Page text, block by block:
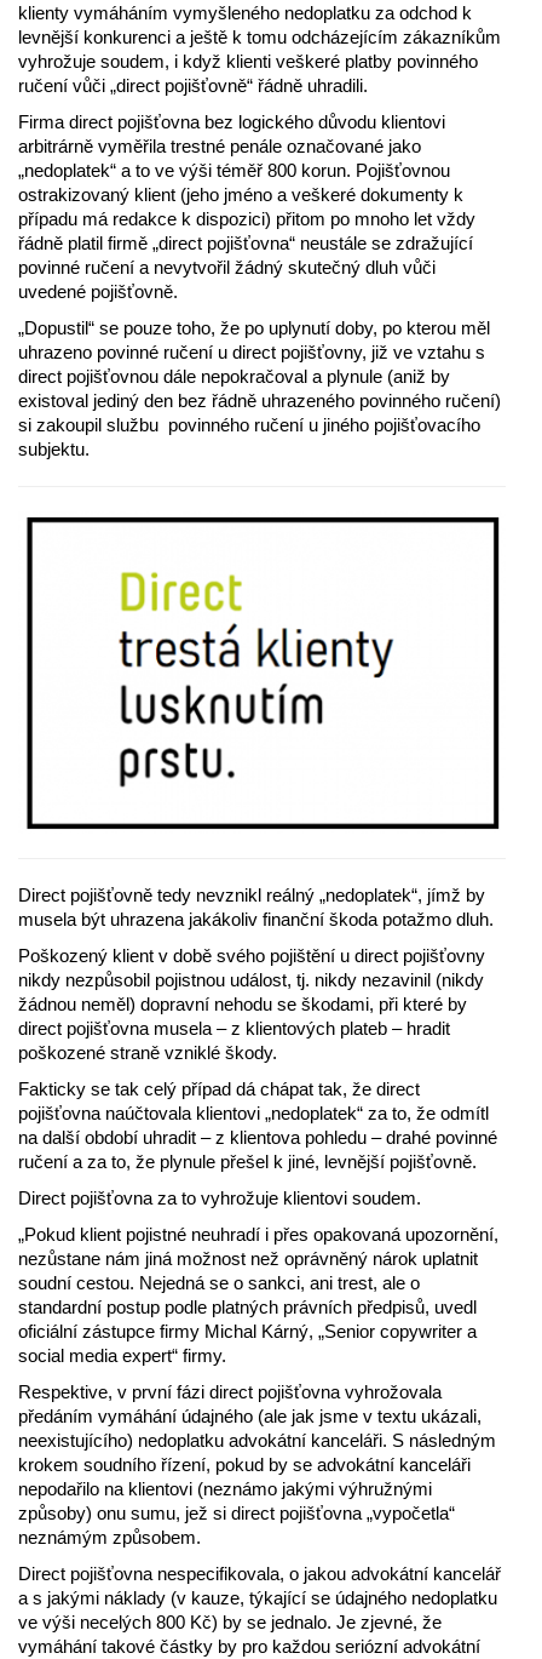
klienty vymáháním vymyšleného nedoplatku za odchod k
levnější konkurenci a ještě k tomu odcházejícím zákazníkům
vyhrožuje soudem, i když klienti veškeré platby povinného
ručení vůči „direct pojišťovně“ řádně uhradili.
Firma direct pojišťovna bez logického důvodu klientovi
arbitrárně vyměřila trestné penále označované jako
„nedoplatek“ a to ve výši téměř 800 korun. Pojišťovnou
ostrakizovaný klient (jeho jméno a veškeré dokumenty k
případu má redakce k dispozici) přitom po mnoho let vždy
řádně platil firmě „direct pojišťovna“ neustále se zdražující
povinné ručení a nevytvořil žádný skutečný dluh vůči
uvedené pojišťovně.
„Dopustil“ se pouze toho, že po uplynutí doby, po kterou měl
uhrazeno povinné ručení u direct pojišťovny, již ve vztahu s
direct pojišťovnou dále nepokračoval a plynule (aniž by
existoval jediný den bez řádně uhrazeného povinného ručení)
si zakoupil službu povinného ručení u jiného pojišťovacího
subjektu.
Direct pojišťovně tedy nevznikl reálný „nedoplatek“, jímž by
musela být uhrazena jakákoliv finanční škoda potažmo dluh.
Poškozený klient v době svého pojištění u direct pojišťovny
nikdy nezpůsobil pojistnou událost, tj. nikdy nezavinil (nikdy
žádnou neměl) dopravní nehodu se škodami, při které by
direct pojišťovna musela – z klientových plateb – hradit
poškozené straně vzniklé škody.
Fakticky se tak celý případ dá chápat tak, že direct
pojišťovna naúčtovala klientovi „nedoplatek“ za to, že odmítl
na další období uhradit – z klientova pohledu – drahé povinné
ručení a za to, že plynule přešel k jiné, levnější pojišťovně.
Direct pojišťovna za to vyhrožuje klientovi soudem.
„Pokud klient pojistné neuhradí i přes opakovaná upozornění,
nezůstane nám jiná možnost než oprávněný nárok uplatnit
soudní cestou. Nejedná se o sankci, ani trest, ale o
standardní postup podle platných právních předpisů, uvedl
oficiální zástupce firmy Michal Kárný, „Senior copywriter a
social media expert“ firmy.
Respektive, v první fázi direct pojišťovna vyhrožovala
předáním vymáhání údajného (ale jak jsme v textu ukázali,
neexistujícího) nedoplatku advokátní kanceláři. S následným
krokem soudního řízení, pokud by se advokátní kanceláři
nepodařilo na klientovi (neznámo jakými výhružnými
způsoby) onu sumu, jež si direct pojišťovna „vypočetla“
neznámým způsobem.
Direct pojišťovna nespecifikovala, o jakou advokátní kancelář
a s jakými náklady (v kauze, týkající se údajného nedoplatku
ve výši necelých 800 Kč) by se jednalo. Je zjevné, že
vymáhání takové částky by pro každou seriózní advokátní